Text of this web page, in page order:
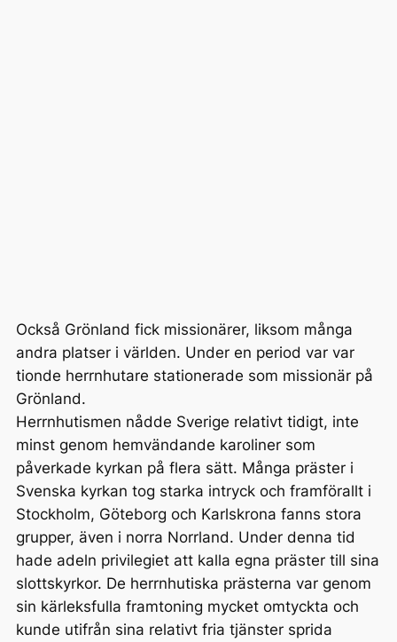
Också Grönland fick missionärer, liksom många
andra platser i världen. Under en period var var
tionde herrnhutare stationerade som missionär på
Grönland.
Herrnhutismen nådde Sverige relativt tidigt, inte
minst genom hemvändande karoliner som
påverkade kyrkan på flera sätt. Många präster i
Svenska kyrkan tog starka intryck och framförallt i
Stockholm, Göteborg och Karlskrona fanns stora
grupper, även i norra Norrland. Under denna tid
hade adeln privilegiet att kalla egna präster till sina
slottskyrkor. De herrnhutiska prästerna var genom
sin kärleksfulla framtoning mycket omtyckta och
kunde utifrån sina relativt fria tjänster sprida